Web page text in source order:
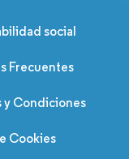
social
Frecuentes
y Condiciones
Cookies